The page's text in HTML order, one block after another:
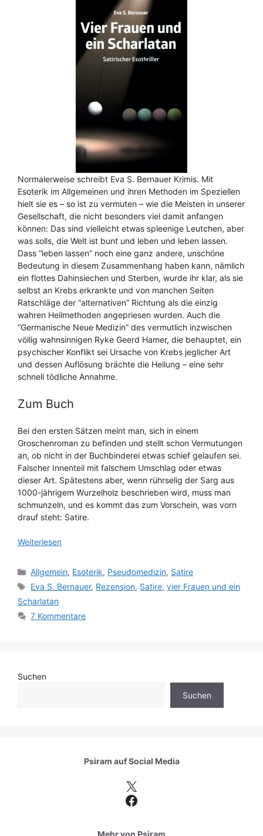
Normalerweise schreibt Eva S. Bernauer Krimis. Mit
Esoterik im Allgemeinen und ihren Methoden im Speziellen
hielt sie es – so ist zu vermuten – wie die Meisten in unserer
Gesellschaft, die nicht besonders viel damit anfangen
können: Das sind vielleicht etwas spleenige Leutchen, aber
was solls, die Welt ist bunt und leben und leben lassen.
Dass “leben lassen” noch eine ganz andere, unschöne
Bedeutung in diesem Zusammenhang haben kann, nämlich
ein flottes Dahinsiechen und Sterben, wurde ihr klar, als sie
selbst an Krebs erkrankte und von manchen Seiten
Ratschläge der “alternativen” Richtung als die einzig
wahren Heilmethoden angepriesen wurden. Auch die
“Germanische Neue Medizin” des vermutlich inzwischen
völlig wahnsinnigen Ryke Geerd Hamer, die behauptet, ein
psychischer Konflikt sei Ursache von Krebs jeglicher Art
und dessen Auflösung brächte die Heilung – eine sehr
schnell tödliche Annahme.
Zum Buch
Bei den ersten Sätzen meint man, sich in einem
Groschenroman zu befinden und stellt schon Vermutungen
an, ob nicht in der Buchbinderei etwas schief gelaufen sei.
Falscher Innenteil mit falschem Umschlag oder etwas
dieser Art. Spätestens aber, wenn rührselig der Sarg aus
1000-jährigem Wurzelholz beschrieben wird, muss man
schmunzeln, und es kommt das zum Vorschein, was vorn
drauf steht: Satire.
Weiterlesen
Kategorien
Allgemein, Esoterik, Pseudomedizin, Satire
Schlagwörter
Eva S. Bernauer, Rezension, Satire,vier Frauen und ein
Scharlatan
7 Kommentare
Suchen
Suchen
Psiram aufSocial Media
X
Facebook
Mehr von Psiram